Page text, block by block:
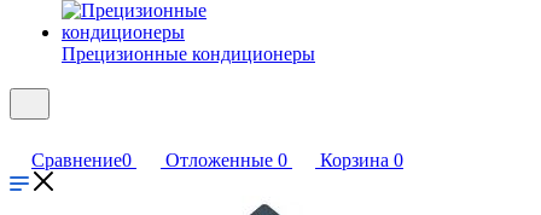
Прецизионные кондиционеры
Сравнение0 Отложенные 0 Корзина 0